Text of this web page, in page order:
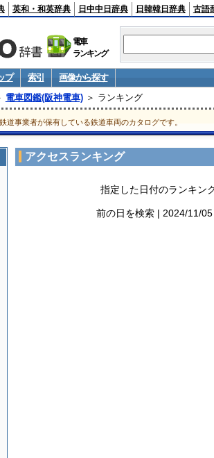
英和・和英辞典 日中中日辞典 日韓韓日辞典 古語
電車
ランキング
プ 索引
画像から探す
電車図鑑(阪神電車)＞ ランキング
道事業者が保有している鉄道車両のカタログです。
アクセスランキング
指定した日付のランキン
前の日を検索 | 2024/11/